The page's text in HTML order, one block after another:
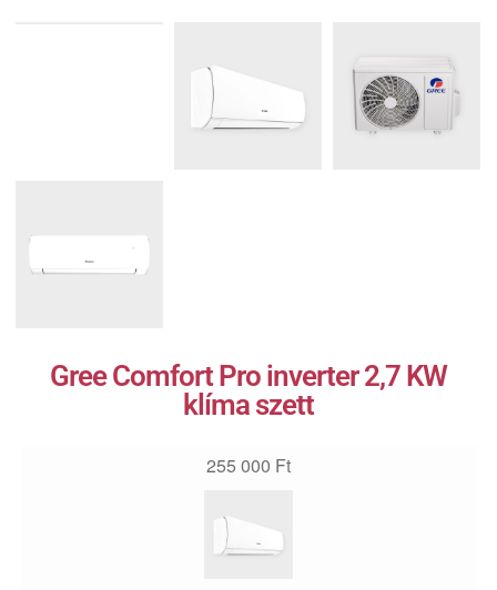
Gree Comfort Pro inverter 2,7 KW
klíma szett
255 000 Ft